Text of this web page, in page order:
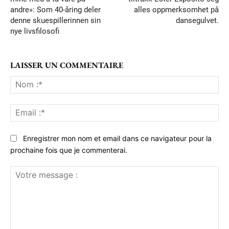
andre»: Som 40-åring deler
denne skuespillerinnen sin
nye livsfilosofi
alles oppmerksomhet på
dansegulvet.
LAISSER UN COMMENTAIRE
:*
:*
Enregistrer mon nom et email dans ce navigateur pour la
prochaine fois que je commenterai.